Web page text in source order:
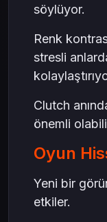
söylüyor.
Renk
stresli
Clutch
önemli
Oyun
Yeni bir
etkiler.